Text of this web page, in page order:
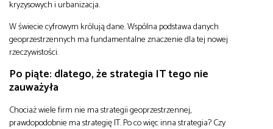
kryzysowych i urbanizacja.
W świecie cyfrowym królują dane. Wspólna podstawa danych
geoprzestrzennych ma fundamentalne znaczenie dla tej nowej
rzeczywistości.
Po piąte: dlatego, że strategia IT tego nie
zauważyła
Chociaż wiele firm nie ma strategii geoprzestrzennej,
prawdopodobnie ma strategię IT. Po co więc inna strategia? Czy